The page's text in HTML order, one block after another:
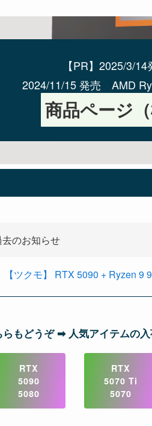
【PR】2025/3/
2024/11/15 発売 AMD
商品ページ
去のお知らせ
【ツクモ】 RTX 5090 + Ryzen
らもどうぞ ➡︎ 人気アイテムの
RTX
5090
5080
RTX
5070 Ti
5070